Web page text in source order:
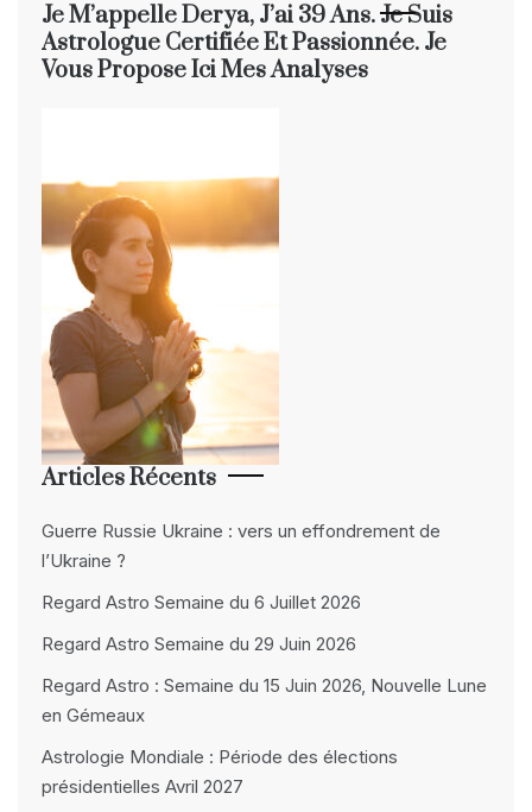
Je M’appelle Derya, J’ai 39 Ans. Je Suis
Astrologue Certifiée Et Passionnée. Je
Vous Propose Ici Mes Analyses
Articles Récents
Guerre Russie Ukraine : vers un effondrement de
l’Ukraine ?
Regard Astro Semaine du 6 Juillet 2026
Regard Astro Semaine du 29 Juin 2026
Regard Astro : Semaine du 15 Juin 2026, Nouvelle Lune
en Gémeaux
Astrologie Mondiale : Période des élections
présidentielles Avril 2027